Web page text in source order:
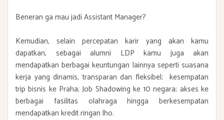
Beneran ga mau jadi Assistant Manager?
Kemudian, selain percepatan karir yang akan kamu
dapatkan, sebagai alumni LDP kamu juga akan
mendapatkan berbagai keuntungan lainnya seperti suasana
kerja yang dinamis, transparan dan fleksibel; kesempatan
trip bisnis ke Praha; Job Shadowing ke 10 negara; akses ke
berbagai fasilitas olahraga hingga berkesempatan
mendapatkan kredit ringan lho.